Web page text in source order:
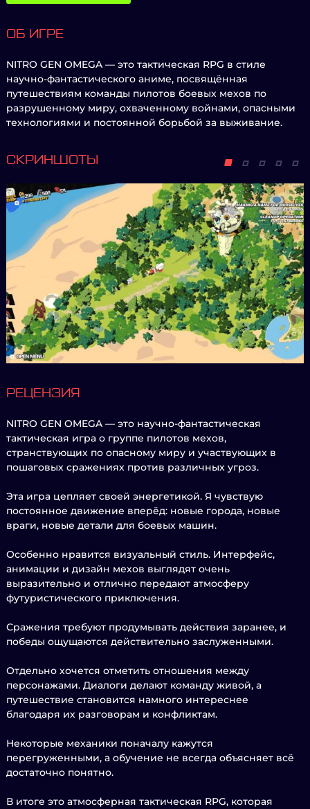
ОБ ИГРЕ
NITRO GEN OMEGA — это тактическая RPG в стиле
научно-фантастического аниме, посвящённая
путешествиям команды пилотов боевых мехов по
разрушенному миру, охваченному войнами, опасными
технологиями и постоянной борьбой за выживание.
СКРИНШОТЫ
РЕЦЕНЗИЯ
NITRO GEN OMEGA — это научно-фантастическая
тактическая игра о группе пилотов мехов,
странствующих по опасному миру и участвующих в
пошаговых сражениях против различных угроз.
Эта игра цепляет своей энергетикой. Я чувствую
постоянное движение вперёд: новые города, новые
враги, новые детали для боевых машин.
Особенно нравится визуальный стиль. Интерфейс,
анимации и дизайн мехов выглядят очень
выразительно и отлично передают атмосферу
футуристического приключения.
Сражения требуют продумывать действия заранее, и
победы ощущаются действительно заслуженными.
Отдельно хочется отметить отношения между
персонажами. Диалоги делают команду живой, а
путешествие становится намного интереснее
благодаря их разговорам и конфликтам.
Некоторые механики поначалу кажутся
перегруженными, а обучение не всегда объясняет всё
достаточно понятно.
В итоге это атмосферная тактическая RPG, которая